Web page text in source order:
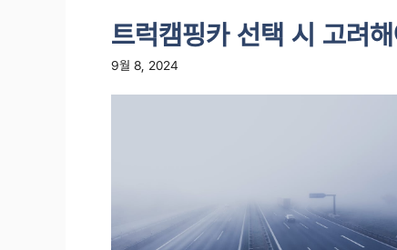
트럭캠핑카 선택 시 고려
9월 8, 2024